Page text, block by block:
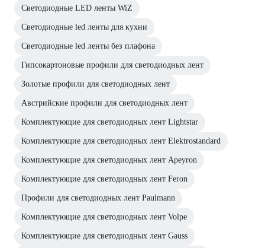
Светодиодные LED ленты WiZ
Светодиодные led ленты для кухни
Светодиодные led ленты без плафона
Гипсокартоновые профили для светодиодных лент
Золотые профили для светодиодных лент
Австрийские профили для светодиодных лент
Комплектующие для светодиодных лент Lightstar
Комплектующие для светодиодных лент Elektrostandard
Комплектующие для светодиодных лент Apeyron
Комплектующие для светодиодных лент Feron
Профили для светодиодных лент Paulmann
Комплектующие для светодиодных лент Volpe
Комплектующие для светодиодных лент Gauss